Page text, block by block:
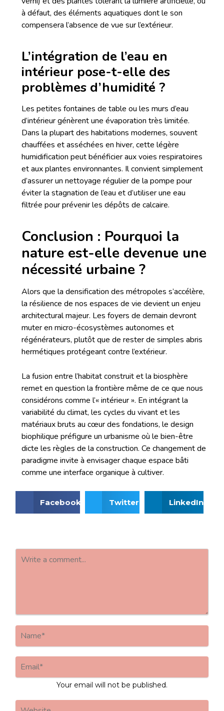
à défaut, des éléments aquatiques dont le son
compensera l’absence de vue sur l’extérieur.
L’intégration de l’eau en
intérieur pose-t-elle des
problèmes d’humidité ?
Les petites fontaines de table ou les murs d’eau
d’intérieur génèrent une évaporation très limitée.
Dans la plupart des habitations modernes, souvent
chauffées et asséchées en hiver, cette légère
humidification peut bénéficier aux voies respiratoires
et aux plantes environnantes. Il convient simplement
d’assurer un nettoyage régulier de la pompe pour
éviter la stagnation de l’eau et d’utiliser une eau
filtrée pour prévenir les dépôts de calcaire.
Conclusion : Pourquoi la
nature est-elle devenue une
nécessité urbaine ?
Alors que la densification des métropoles s’accélère,
la résilience de nos espaces de vie devient un enjeu
architectural majeur. Les foyers de demain devront
muter en micro-écosystèmes autonomes et
régénérateurs, plutôt que de rester de simples abris
hermétiques protégeant contre l’extérieur.
La fusion entre l’habitat construit et la biosphère
remet en question la frontière même de ce que nous
considérons comme l’« intérieur ». En intégrant la
variabilité du climat, les cycles du vivant et les
matériaux bruts au cœur des fondations, le design
biophilique préfigure un urbanisme où le bien-être
dicte les règles de la construction. Ce changement de
paradigme invite à envisager chaque espace bâti
comme une interface organique à cultiver.
Facebook Twitter LinkedIn
Your email will not be published.